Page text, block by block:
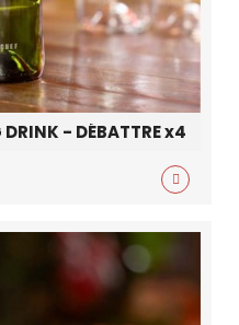
DRINK - DÉBATTRE x4